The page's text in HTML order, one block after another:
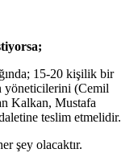
15-20 kişilik bir
yöneticilerini (Cemil
Kalkan, Mustafa
teslim etmelidir.
şey olacaktır.